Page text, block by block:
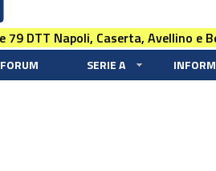
79 DTT Napoli, Caserta, Avellino e
FORUM SERIE A